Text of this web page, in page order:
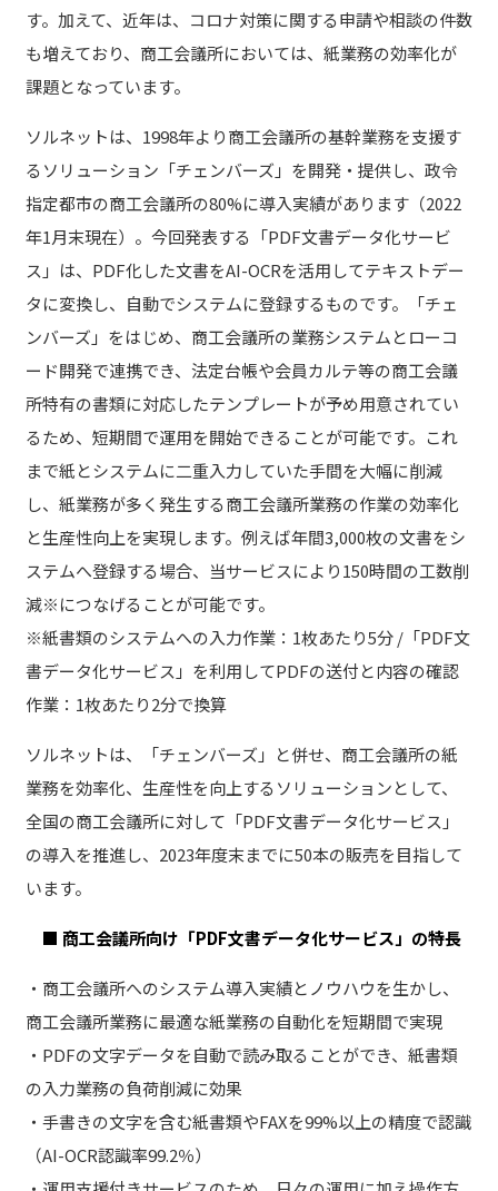
す。加えて、近年は、コロナ対策に関する申請や相談の件数
も増えており、商工会議所においては、紙業務の効率化が
課題となっています。
ソルネットは、1998年より商工会議所の基幹業務を支援す
るソリューション「チェンバーズ」を開発・提供し、政令
指定都市の商工会議所の80%に導入実績があります（2022
年1月末現在）。今回発表する「PDF文書データ化サービ
ス」は、PDF化した文書をAI-OCRを活用してテキストデー
タに変換し、自動でシステムに登録するものです。「チェ
ンバーズ」をはじめ、商工会議所の業務システムとローコ
ード開発で連携でき、法定台帳や会員カルテ等の商工会議
所特有の書類に対応したテンプレートが予め用意されてい
るため、短期間で運用を開始できることが可能です。これ
まで紙とシステムに二重入力していた手間を大幅に削減
し、紙業務が多く発生する商工会議所業務の作業の効率化
と生産性向上を実現します。例えば年間3,000枚の文書をシ
ステムへ登録する場合、当サービスにより150時間の工数削
減※につなげることが可能です。
※紙書類のシステムへの入力作業：1枚あたり5分 /「PDF文
書データ化サービス」を利用してPDFの送付と内容の確認
作業：1枚あたり2分で換算
ソルネットは、「チェンバーズ」と併せ、商工会議所の紙
業務を効率化、生産性を向上するソリューションとして、
全国の商工会議所に対して「PDF文書データ化サービス」
の導入を推進し、2023年度末までに50本の販売を目指して
います。
■ 商工会議所向け「PDF文書データ化サービス」の特長
・商工会議所へのシステム導入実績とノウハウを生かし、
商工会議所業務に最適な紙業務の自動化を短期間で実現
・PDFの文字データを自動で読み取ることができ、紙書類
の入力業務の負荷削減に効果
・手書きの文字を含む紙書類やFAXを99%以上の精度で認識
（AI-OCR認識率99.2％）